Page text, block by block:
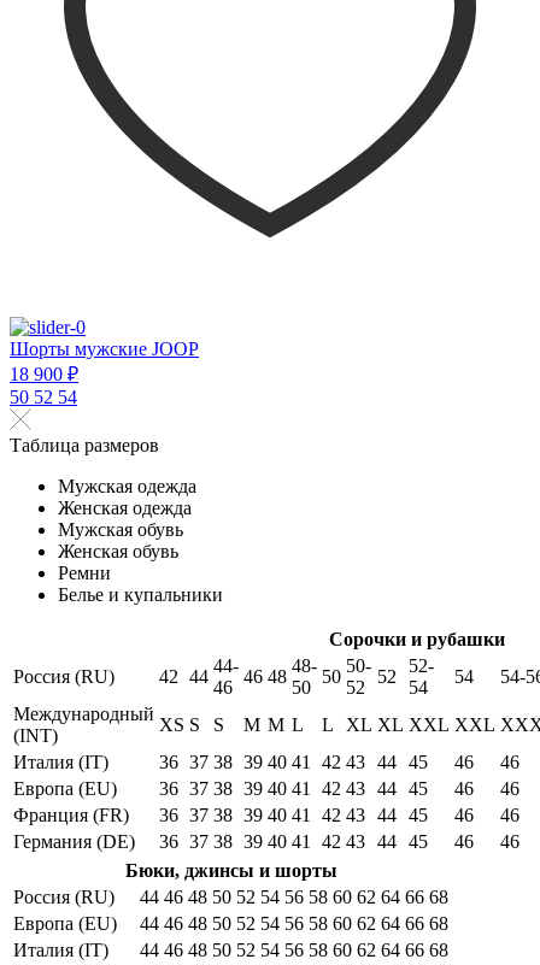
Шорты мужские JOOP
18 900 ₽
50 52 54
Таблица размеров
Мужская одежда
Женская одежда
Мужская обувь
Женская обувь
Ремни
Белье и купальники
Сорочки и рубашки
Россия (RU)
42 44
44-
46
46 48
48-
50
50
50-
52
52
52-
54
54
54-
Международный
(INT)
XS S S M M L L XL XL XXL XXL
Италия (IT)
36 37 38 39 40 41 42 43 44 45 46
46
Европа (EU)
36 37 38 39 40 41 42 43 44 45 46
46
Франция (FR)
36 37 38 39 40 41 42 43 44 45 46
46
Германия (DE)
36 37 38 39 40 41 42 43 44 45 46
46
Бюки, джинсы и шорты
Россия (RU)
44 46 48 50 52 54 56 58 60 62 64 66 68
Европа (EU)
44 46 48 50 52 54 56 58 60 62 64 66 68
Италия (IT)
44 46 48 50 52 54 56 58 60 62 64 66 68